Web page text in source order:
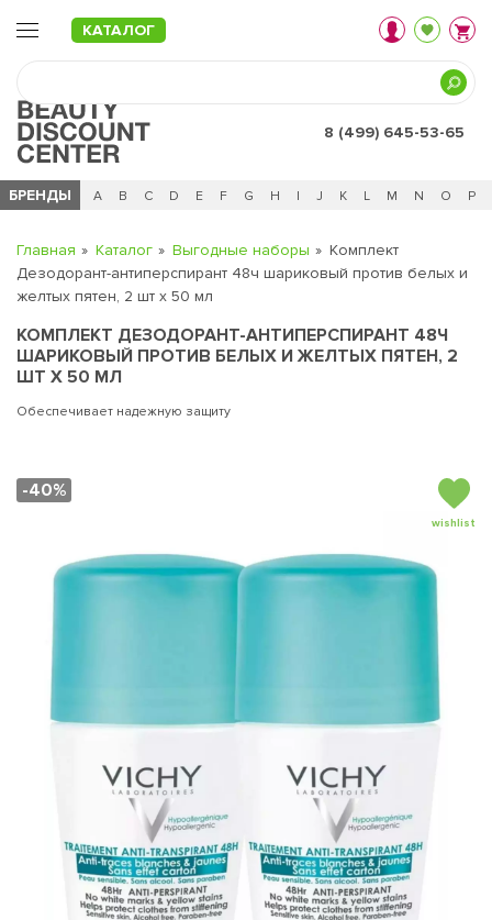
КАТАЛОГ
8 (499) 645-53-65
БРЕНДЫ
Ч 0 - 9 A B C D E F G H I J K L M N O P
Главная Каталог Выгодные наборы
Комплект
Дезодорант-антиперспирант 48ч шариковый против белых и
желтых пятен, 2 шт х 50 мл
КОМПЛЕКТ ДЕЗОДОРАНТ-АНТИПЕРСПИРАНТ 48Ч
ШАРИКОВЫЙ ПРОТИВ БЕЛЫХ И ЖЕЛТЫХ ПЯТЕН, 2
ШТ Х 50 МЛ
Обеспечивает надежную защиту
-40%
wishlist